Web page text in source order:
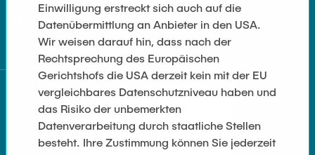
Cookie-Einstellungen
Einwilligung erstreckt sich auch auf die
Datenübermittlung an Anbieter in den USA.
Wir weisen darauf hin, dass nach der
Rechtsprechung des Europäischen
Gerichtshofs die USA derzeit kein mit der EU
vergleichbares Datenschutzniveau haben und
das Risiko der unbemerkten
Datenverarbeitung durch staatliche Stellen
besteht. Ihre Zustimmung können Sie jederzeit